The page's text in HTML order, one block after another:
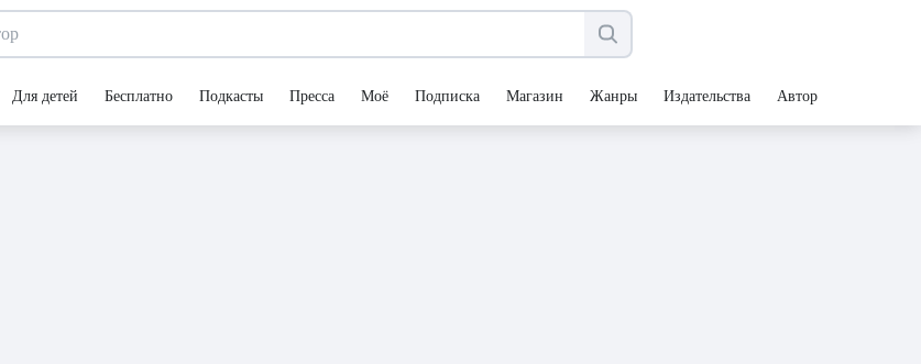
Для детей Бесплатно Подкасты Пресса Моё Подписка Магазин Жанры Издательства Авторы